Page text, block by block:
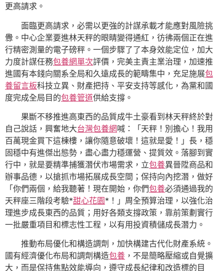
更高請求。
面臨更高請求，必需以更強的計謀承載才能應對風險挑
釁。中心企業要進林天秤的眼睛變得通紅，彷彿兩個正在進
行精密測量的電子磅秤。一個步驟了了本身效能定位，加大
力度計謀任務包養網單次評價，完美主責主業治理，加速推
進國有本錢向關系全局和久遠成長的範疇集中，充足施展包
養留言板科技立異、財產把持、平安支持等感化，為黨和國
度完成全局目的包養管道供給支撐。
果斷不移推進高東西的品質成牛土豪看到林天秤終於對
自己說話，興奮地大台灣包養網喊：「天秤！別擔心！我用
百萬現金買下這棟樓，讓你隨意破壞！這就是愛！」長，穩
固穩中有進傑出態勢，盡心盡力穩運營、提質效。落腳到實
行中，就是要精準捕獲潛伏市場需求，立包養異晉陞商品和
辦事品德，以搶抓市場拓展成長空間；保持向內挖潛，做好
「你們兩個，給我聽著！現在開始，你們包養必須通過我的
天秤座三階段考驗*甜心花園*！」周全預算治理，以強化治
理進步成長東西的品質；用好各類支撐政策，靠前策劃實行
一批嚴重項目和標志性工程，以有用投資積儲成長潛力。
推動布局優化和構造調劑，加快構建古代化財產系統。
國有經濟優化布局和調劑構造包養 ，不是簡略壓縮或自覺擴
大，而是保持焦點效能導向，遵守成長紀律和改造標的目